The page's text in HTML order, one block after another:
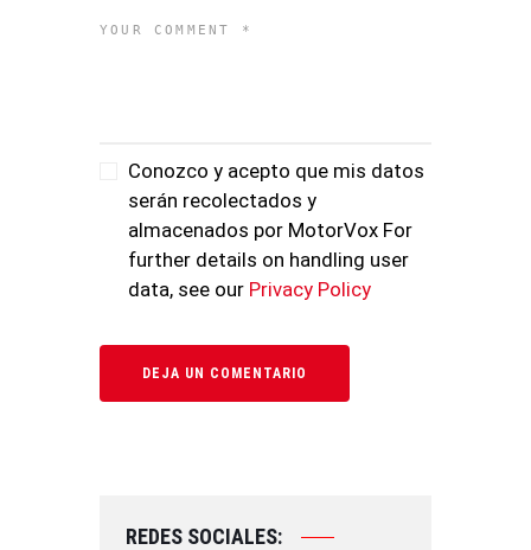
Conozco y acepto que mis datos
serán recolectados y
almacenados por MotorVox For
further details on handling user
data, see our Privacy Policy
REDES SOCIALES: